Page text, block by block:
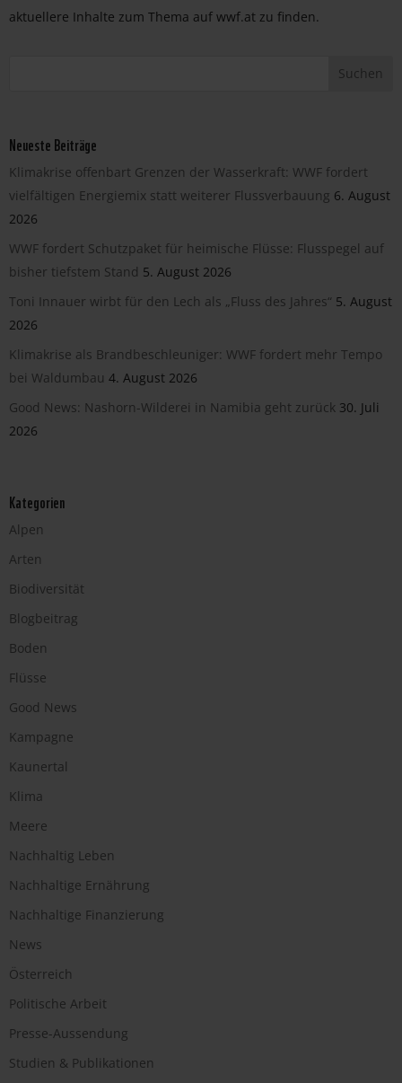
aktuellere Inhalte zum Thema auf wwf.at zu finden.
Neueste Beiträge
Klimakrise offenbart Grenzen der Wasserkraft: WWF fordert
vielfältigen Energiemix statt weiterer Flussverbauung 6. August
2026
WWF fordert Schutzpaket für heimische Flüsse: Flusspegel auf
bisher tiefstem Stand 5. August 2026
Toni Innauer wirbt für den Lech als „Fluss des Jahres“ 5. August
2026
Klimakrise als Brandbeschleuniger: WWF fordert mehr Tempo
bei Waldumbau 4. August 2026
Good News: Nashorn-Wilderei in Namibia geht zurück 30. Juli
2026
Kategorien
Alpen
Arten
Biodiversität
Blogbeitrag
Boden
Flüsse
Good News
Kampagne
Kaunertal
Klima
Meere
Nachhaltig Leben
Nachhaltige Ernährung
Nachhaltige Finanzierung
News
Österreich
Politische Arbeit
Presse-Aussendung
Studien & Publikationen